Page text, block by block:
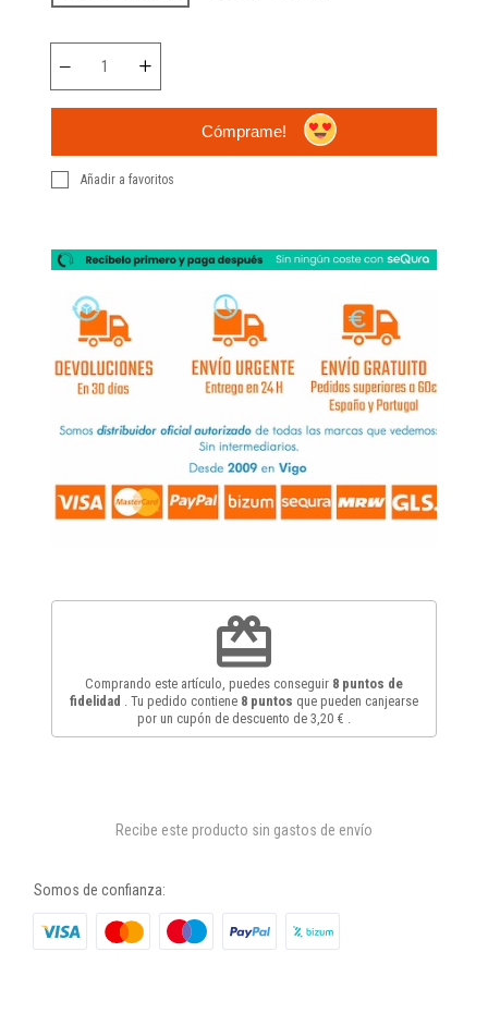
Cómprame!
Añadir a favoritos
redeem
Comprando este artículo, puedes conseguir 8 puntos de
fidelidad
. Tu pedido contiene 8 puntos que pueden canjearse
por un cupón de descuento de 3,20 €
Recibe este producto sin gastos de envío
Somos de confianza: